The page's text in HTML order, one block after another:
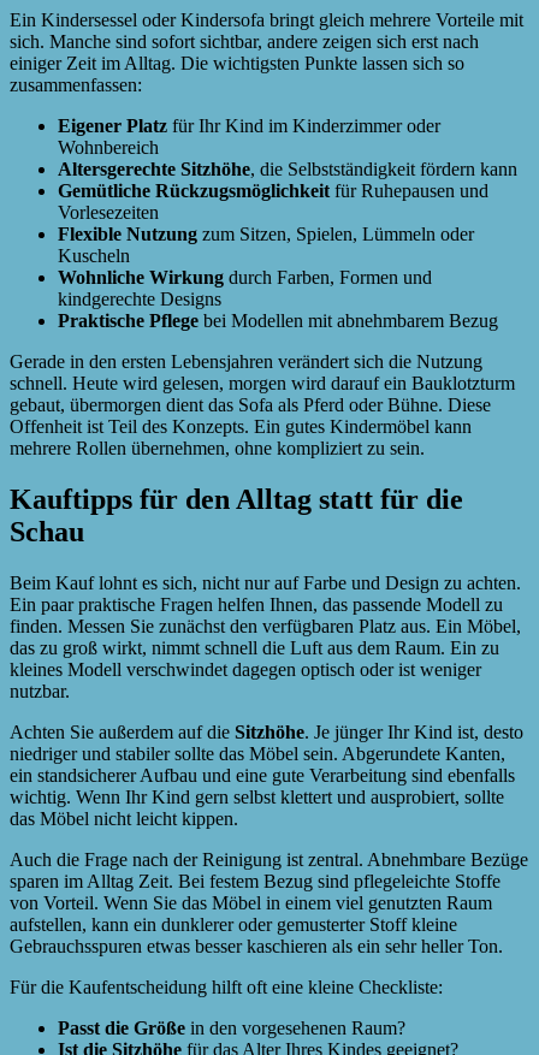
Ein Kindersessel oder Kindersofa bringt gleich mehrere Vorteile mit
sich. Manche sind sofort sichtbar, andere zeigen sich erst nach
einiger Zeit im Alltag. Die wichtigsten Punkte lassen sich so
zusammenfassen:
Eigener Platz für Ihr Kind im Kinderzimmer oder
Wohnbereich
Altersgerechte Sitzhöhe, die Selbstständigkeit fördern kann
Gemütliche Rückzugsmöglichkeit für Ruhepausen und
Vorlesezeiten
Flexible Nutzung zum Sitzen, Spielen, Lümmeln oder
Kuscheln
Wohnliche Wirkung durch Farben, Formen und
kindgerechte Designs
Praktische Pflege bei Modellen mit abnehmbarem Bezug
Gerade in den ersten Lebensjahren verändert sich die Nutzung
schnell. Heute wird gelesen, morgen wird darauf ein Bauklotzturm
gebaut, übermorgen dient das Sofa als Pferd oder Bühne. Diese
Offenheit ist Teil des Konzepts. Ein gutes Kindermöbel kann
mehrere Rollen übernehmen, ohne kompliziert zu sein.
Kauftipps für den Alltag statt für die
Schau
Beim Kauf lohnt es sich, nicht nur auf Farbe und Design zu achten.
Ein paar praktische Fragen helfen Ihnen, das passende Modell zu
finden. Messen Sie zunächst den verfügbaren Platz aus. Ein Möbel,
das zu groß wirkt, nimmt schnell die Luft aus dem Raum. Ein zu
kleines Modell verschwindet dagegen optisch oder ist weniger
nutzbar.
Achten Sie außerdem auf die Sitzhöhe. Je jünger Ihr Kind ist, desto
niedriger und stabiler sollte das Möbel sein. Abgerundete Kanten,
ein standsicherer Aufbau und eine gute Verarbeitung sind ebenfalls
wichtig. Wenn Ihr Kind gern selbst klettert und ausprobiert, sollte
das Möbel nicht leicht kippen.
Auch die Frage nach der Reinigung ist zentral. Abnehmbare Bezüge
sparen im Alltag Zeit. Bei festem Bezug sind pflegeleichte Stoffe
von Vorteil. Wenn Sie das Möbel in einem viel genutzten Raum
aufstellen, kann ein dunklerer oder gemusterter Stoff kleine
Gebrauchsspuren etwas besser kaschieren als ein sehr heller Ton.
Für die Kaufentscheidung hilft oft eine kleine Checkliste:
Passt die Größe in den vorgesehenen Raum?
Ist die Sitzhöhe für das Alter Ihres Kindes geeignet?